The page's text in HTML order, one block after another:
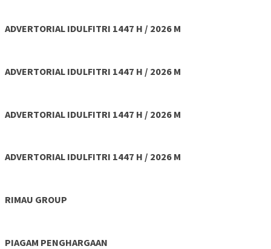
ADVERTORIAL IDULFITRI 1447 H / 2026 M
ADVERTORIAL IDULFITRI 1447 H / 2026 M
ADVERTORIAL IDULFITRI 1447 H / 2026 M
ADVERTORIAL IDULFITRI 1447 H / 2026 M
RIMAU GROUP
PIAGAM PENGHARGAAN